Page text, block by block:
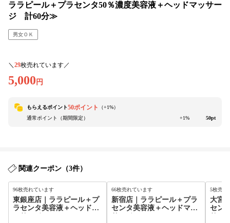
ララピール＋プラセンタ50％濃度美容液＋ヘッドマッサー
ジ 計60分≫
男女ＯＫ
＼ 29枚売れています／
5,000 円
もらえるポイント50ポイント （+1%）
通常ポイント（期間限定）
+1% 50pt
関連クーポン（3件）
96枚売れています
東銀座店｜ララピール＋プ
ラセンタ美容液＋ヘッドマ
66枚売れています
新宿店｜ララピール＋プラ
センタ美容液＋ヘッドマッ
5枚売れ
大宮
セン